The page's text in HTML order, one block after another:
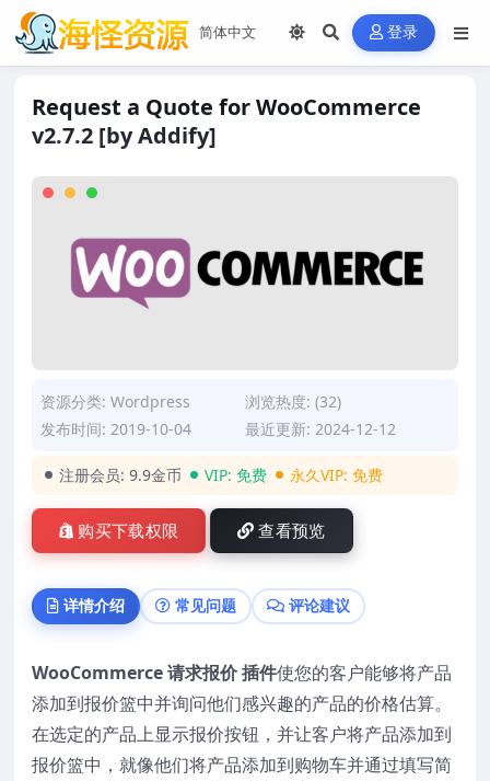
登录
Request a Quote for WooCommerce
v2.7.2 [by Addify]
资源分类: Wordpress
浏览热度: (32)
发布时间: 2019-10-04
最近更新: 2024-12-12
注册会员: 9.9金币 VIP: 免费 永久VIP: 免费
购买下载权限 查看预览
详情介绍 常见问题 评论建议
WooCommerce 请求报价 插件使您的客户能够将产品
添加到报价篮中并询问他们感兴趣的产品的价格估算。
在选定的产品上显示报价按钮，并让客户将产品添加到
报价篮中，就像他们将产品添加到购物车并通过填写简